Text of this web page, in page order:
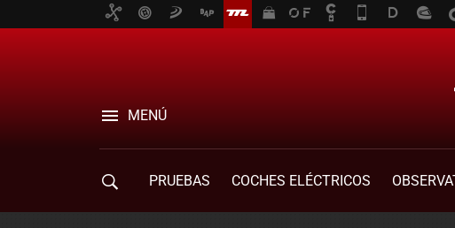
MENÚ
PRUEBAS COCHES ELÉCTRICOS